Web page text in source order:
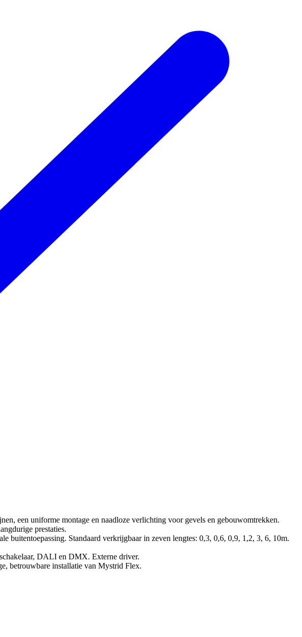
een uniforme montage en naadloze verlichting voor gevels en gebouwomtrekken.
prestaties.
buitentoepassing. Standaard verkrijgbaar in zeven lengtes: 0,3, 0,6, 0,9, 1,2, 3, 6, 10m.
DALI en DMX. Externe driver.
betrouwbare installatie van Mystrid Flex.